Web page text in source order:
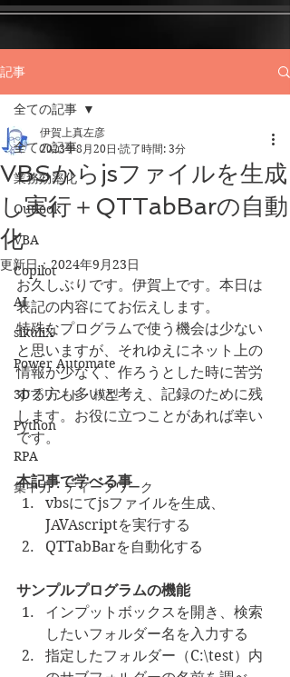
記事
全ての記事
業務効率化
Outlook
VBA
Copilot
AI
sikuliX
Power Automate
3Dプリント・模型
Python
RPA
集中力・ディープワーク
全ての記事
VBSからjsファイルを生成
し実行＋QTTabBarの自動
化
伊賀上真左彦
2023年8月20日 読了時間: 3分
更新日：2024年9月23日
お久しぶりです。伊賀上です。本日は
表記の内容にてお伝えします。
特殊なプログラムで使う機会は少ない
と思いますが、それゆえにネット上の
情報が少なく、作ろうとした時に苦労
する方も多いと考え、記録のために残
します。お役に立つことがあれば幸い
です。
本記事で学べる事
vbsにてjsファイルを生成、
JAVAscriptを実行する
QTTabBarを自動化する
サンプルプログラムの機能
インプットボックスを開き、検索
したいフォルダー名を入力する
指定したフォルダー（C:\test）内